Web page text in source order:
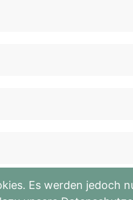
Es werden